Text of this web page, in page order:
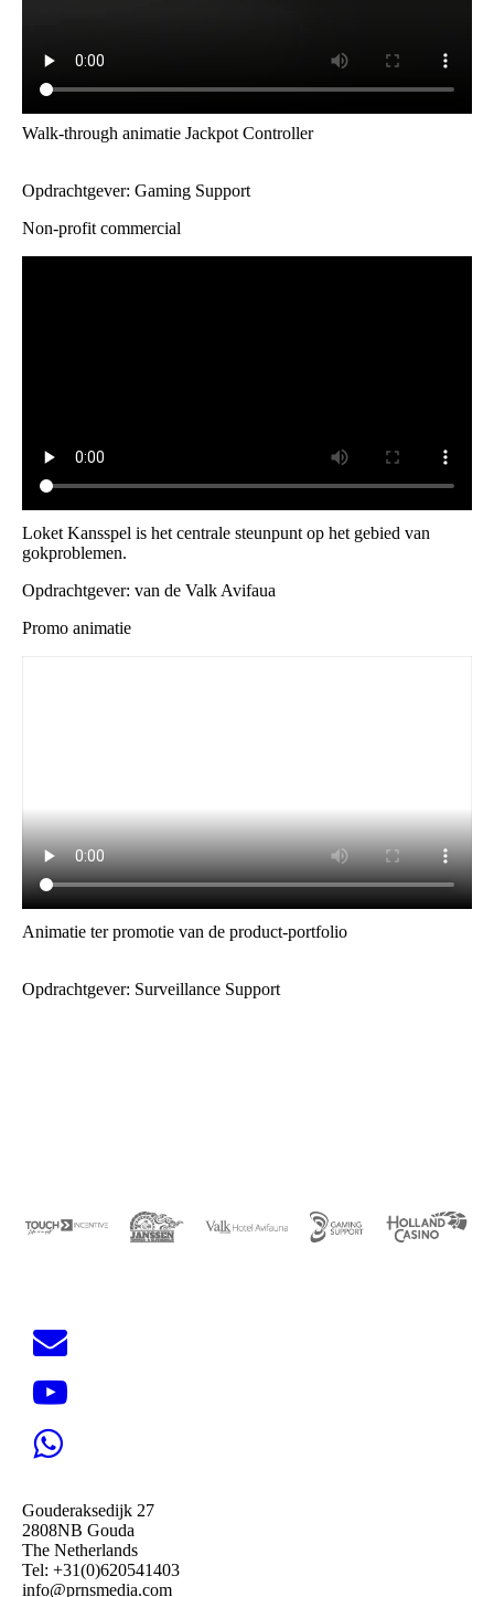
Walk-through animatie Jackpot Controller
Opdrachtgever: Gaming Support
Non-profit commercial
Loket Kansspel is het centrale steunpunt op het gebied van
gokproblemen.
Opdrachtgever: van de Valk Avifaua
Promo animatie
Animatie ter promotie van de product-portfolio
Opdrachtgever: Surveillance Support
Gouderaksedijk 27
2808NB Gouda
The Netherlands
Tel: +31(0)620541403
info@prnsmedia.com